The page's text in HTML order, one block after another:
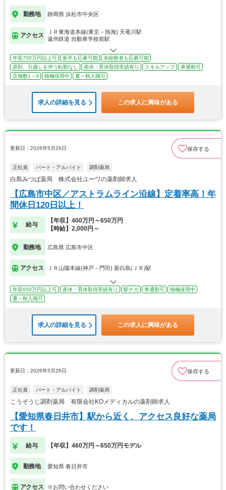
勤務地 静岡県 浜松市中央区
アクセス
ＪＲ東海道本線(東京－熱海) 天竜川駅
遠州鉄道 自動車学校前駅
年収700万円以上可 新卒も応募可能
未経験者も応募可能
原則、引越しを伴う転勤なし
産休・育休取得実績有り スキルアップ
車通勤可
店舗数1～9
積極採用中 夏～秋入職可
求人の詳細を見る この求人に興味がある
更新日：2026年5月26日 保存する
正社員 パート・アルバイト 調剤薬局
白島みつば薬局 株式会社ユーワの薬剤師求人
【広島市中区／アストラムライン沿線】定着率高！年
間休日120日以上！
給与
【年収】400万円～650万円
【時給】2,000円～
勤務地 広島県 広島市中区
アクセス ＪＲ山陽本線(神戸－門司) 新白島(ＪＲ)駅
年収650万円以上可 産休・育休取得実績有り 駅チカ 車通勤可
積極採用中
夏～秋入職可
求人の詳細を見る この求人に興味がある
更新日：2026年5月26日 保存する
正社員 パート・アルバイト 調剤薬局
こうぞうじ調剤薬局 有限会社KOメディカルの薬剤師求人
【愛知県春日井市】駅から近く、アクセス良好な薬局
です！
給与 【年収】460万円～650万円モデル
勤務地 愛知県 春日井市
アクセス ※お問い合わせください